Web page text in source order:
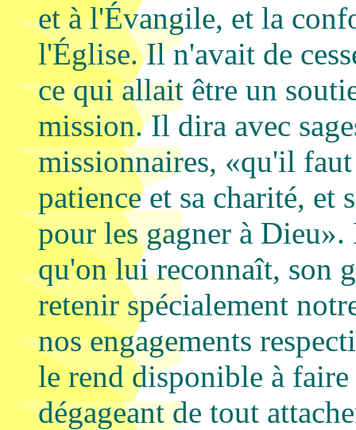
et à l'Évangile, et la
l'Église. Il n'avait de
ce qui allait être un
mission. Il dira avec
missionnaires, «qu'il faut
patience et sa charité, et
pour les gagner à
qu'on lui reconnaît, son
retenir spécialement
nos engagements
le rend disponible à
dégageant de tout